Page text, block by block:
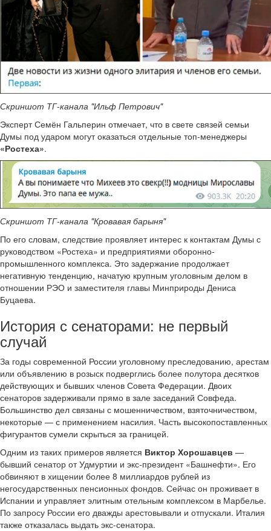
Скриншот ТГ-канала "Ильф Петрович"
Эксперт Семён Гальперин отмечает, что в свете связей семьи
Думы под ударом могут оказаться отдельные топ-менеджеры
«Ростеха».
Скриншот ТГ-канала "Кровавая барыня"
По его словам, следствие проявляет интерес к контактам Думы с
руководством «Ростеха» и предприятиями оборонно-
промышленного комплекса. Это задержание продолжает
негативную тенденцию, начатую крупным уголовным делом в
отношении РЭО и заместителя главы Минприроды Дениса
Буцаева.
История с сенаторами: не первый
случай
За годы современной России уголовному преследованию, арестам
или объявлению в розыск подверглись более полутора десятков
действующих и бывших членов Совета Федерации. Двоих
сенаторов задерживали прямо в зале заседаний Совфеда.
Большинство дел связаны с мошенничеством, взяточничеством,
некоторые — с применением насилия. Часть высокопоставленных
фигурантов сумели скрыться за границей.
Одним из таких примеров является Виктор Хорошавцев —
бывший сенатор от Удмуртии и экс-президент «Башнефти». Его
обвиняют в хищении более 8 миллиардов рублей из
негосударственных пенсионных фондов. Сейчас он проживает в
Испании и управляет элитным отельным комплексом в Марбелье.
По запросу России его дважды арестовывали и отпускали. Италия
также отказалась выдать экс-сенатора.